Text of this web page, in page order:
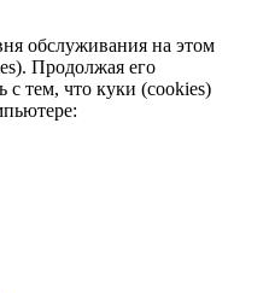
обслуживания на этом
Продолжая его
с тем, что куки (cookies)